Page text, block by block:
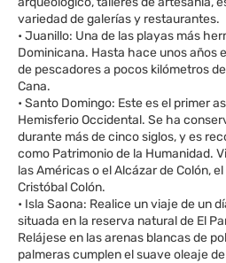
variedad de galerías y restaurantes.
• Juanillo: Una de las playas más
Dominicana. Hasta hace unos años
de pescadores a pocos kilómetros
Cana.
• Santo Domingo: Este es el primer
Hemisferio Occidental. Se ha
durante más de cinco siglos, y es
como Patrimonio de la Humanidad.
las Américas o el Alcázar de Colón,
Cristóbal Colón.
• Isla Saona: Realice un viaje de un
situada en la reserva natural de El
Relájese en las arenas blancas de
palmeras cumplen el suave oleaje